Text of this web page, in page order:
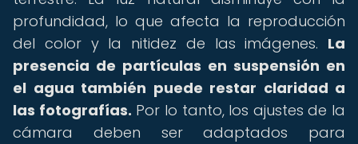
profundidad, lo que afecta la reproducción
del color y la nitidez de las imágenes. La
presencia de partículas en suspensión en
el agua también puede restar claridad a
las fotografías. Por lo tanto, los ajustes de la
cámara deben ser adaptados para